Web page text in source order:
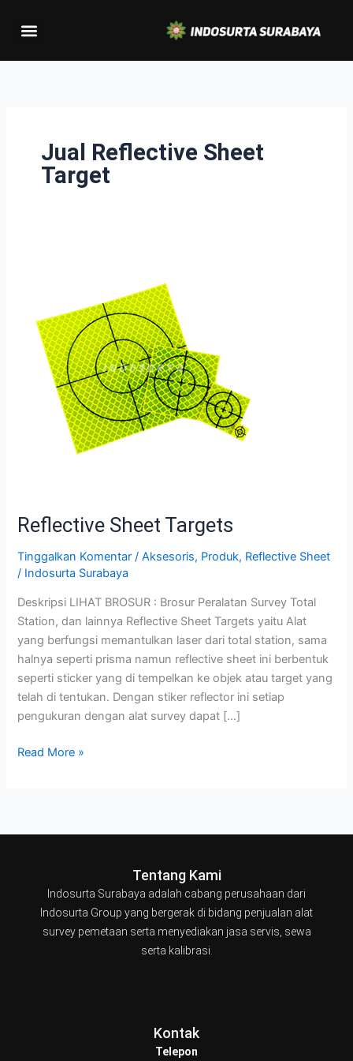
Menu
Jual Reflective Sheet
Target
Reflective Sheet Targets
Tinggalkan Komentar /Aksesoris, Produk, Reflective Sheet
/ Indosurta Surabaya
Deskripsi LIHAT BROSUR : Brosur Peralatan Survey Total
Station, dan lainnya Reflective Sheet Targets yaitu Alat
yang berfungsi memantulkan laser dari total station, sama
halnya seperti prisma namun reflective sheet ini berbentuk
seperti sticker yang di tempelkan ke objek atau target yang
telah di tentukan. Dengan stiker reflector ini setiap
pengukuran dengan alat survey dapat […]
Read More »
Tentang Kami
Indosurta Surabaya adalah cabang perusahaan dari
Indosurta Group yang bergerak di bidang penjualan alat
survey pemetaan serta menyediakan jasa servis, sewa
serta kalibrasi.
Kontak
Telepon